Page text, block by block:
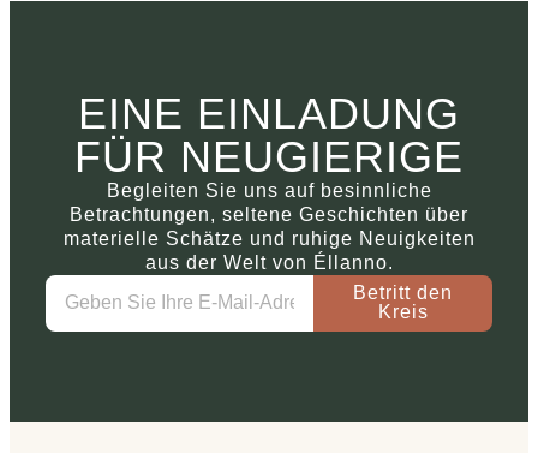
EINE EINLADUNG
FÜR NEUGIERIGE
Begleiten Sie uns auf besinnliche
Betrachtungen, seltene Geschichten über
materielle Schätze und ruhige Neuigkeiten
aus der Welt von Éllanno.
Betritt den
Kreis